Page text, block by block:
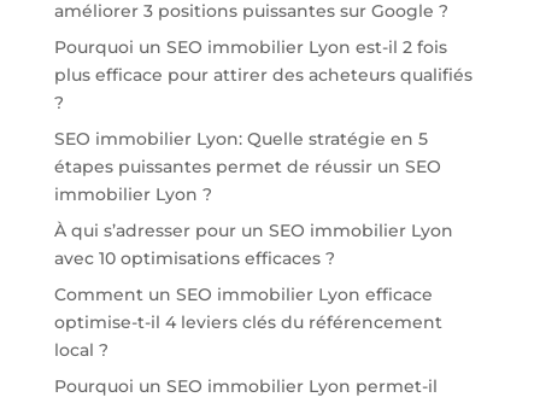
améliorer 3 positions puissantes sur Google ?
Pourquoi un SEO immobilier Lyon est-il 2 fois
plus efficace pour attirer des acheteurs qualifiés
?
SEO immobilier Lyon: Quelle stratégie en 5
étapes puissantes permet de réussir un SEO
immobilier Lyon ?
À qui s’adresser pour un SEO immobilier Lyon
avec 10 optimisations efficaces ?
Comment un SEO immobilier Lyon efficace
optimise-t-il 4 leviers clés du référencement
local ?
Pourquoi un SEO immobilier Lyon permet-il